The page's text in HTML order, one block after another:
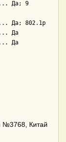
№3768, Китай